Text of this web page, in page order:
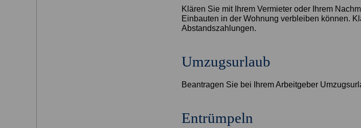
Klären Sie mit Ihrem Vermieter oder Ihrem
Einbauten in der Wohnung verbleiben können.
Abstandszahlungen.
Umzugsurlaub
Beantragen Sie bei Ihrem Arbeitgeber
Entrümpeln